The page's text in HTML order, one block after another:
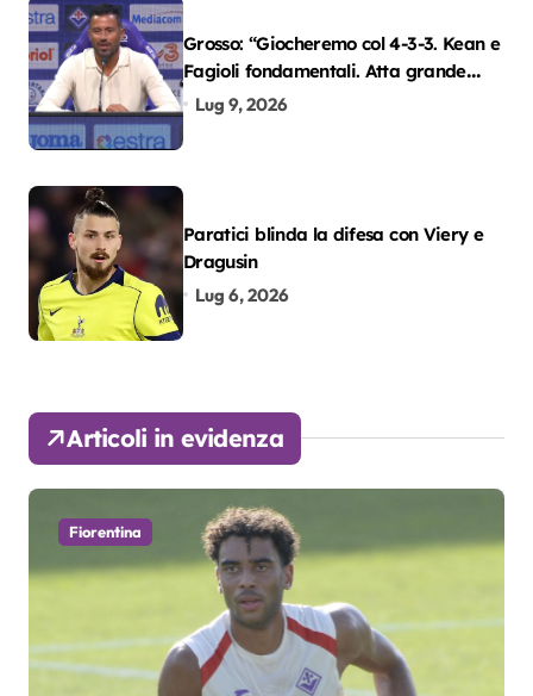
Grosso: “Giocheremo col 4-3-3. Kean e
Fagioli fondamentali. Atta grande
colpo”
Lug 9, 2026
Paratici blinda la difesa con Viery e
Dragusin
Lug 6, 2026
Articoli in evidenza
Fiorentina